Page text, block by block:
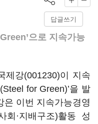
답글쓰기
으로 지속가능
제강(001230)이 지속
for Green)’을 발
은 이번 지속가능경영
회·지배구조)활동 성